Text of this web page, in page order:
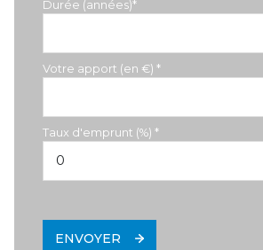
Durée (années)*
Votre apport (en €) *
Taux d'emprunt (%) *
ENVOYER